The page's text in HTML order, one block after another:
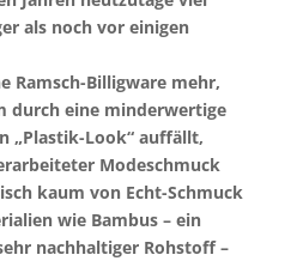
als noch vor einigen
Ramsch-Billigware mehr,
durch eine minderwertige
„Plastik-Look“ auffällt,
Modeschmuck
kaum von Echt-Schmuck
wie Bambus – ein
nachhaltiger Rohstoff –